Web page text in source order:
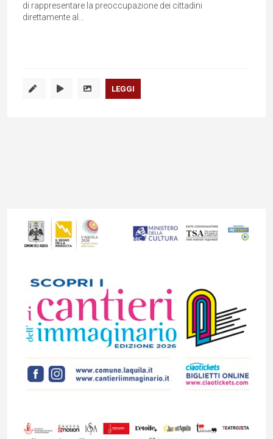
di rappresentare la preoccupazione dei cittadini
direttamente al...
LEGGI